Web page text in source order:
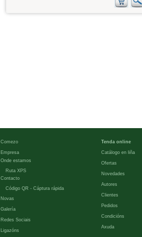
Comezo
Empresa
Onde estamos
Ruta XPS
Contacto
Código QR - Cáptura rápida
Novas
Galería
Redes Sociais
Ligazóns
Tenda online
Catálogo en liña
Ofertas
Novedades
Autores
Clientes
Pedidos
Condicións
Axuda